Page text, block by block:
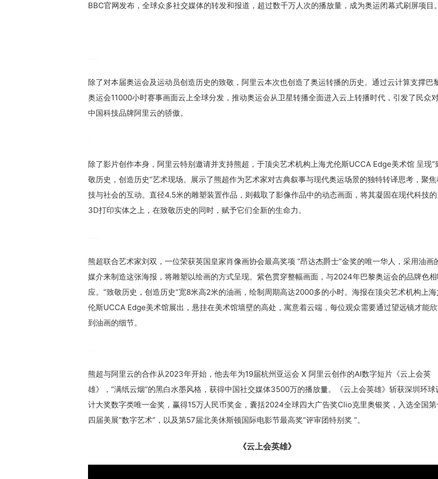
BBC官网发布，全球众多社交媒体的转发和报道，超过数千万人次的播放量，成为奥运闭幕式刷屏项目。
除了对本届奥运会及运动员创造历史的致敬，阿里云本次也创造了奥运转播的历史。通过云计算支撑巴
奥运会11000小时赛事画面云上全球分发，推动奥运会从卫星转播全面进入云上转播时代，引发了民众
中国科技品牌阿里云的骄傲。
除了影片创作本身，阿里云特别邀请并支持熊超，于顶尖艺术机构上海尤伦斯UCCA Edge美术馆 呈现“
敬历史，创造历史”艺术现场。展示了熊超作为艺术家对古典叙事与现代奥运场景的独特转译思考，聚
技与社会的互动。直径4.5米的雕塑装置作品，则截取了影像作品中的动态画面，将其凝固在现代科技的
3D打印实体之上，在致敬历史的同时，赋予它们全新的生命力。
熊超联合艺术家刘双，一位荣获英国皇家肖像画协会最高奖项 “昂达杰爵士”金奖的唯一华人，采用油画
媒介来制造这张海报，将雕塑以绘画的方式呈现。紫色贯穿整幅画面，与2024年巴黎奥运会的品牌色
应。“致敬历史，创造历史”宽8米高2米的油画，绘制周期高达2000多的小时。海报在顶尖艺术机构上
伦斯UCCA Edge美术馆展出，悬挂在美术馆墙壁的高处，寓意着云端，每位观众需要通过望远镜才能
到油画的细节。
熊超与阿里云的合作从2023年开始，他去年为19届杭州亚运会 X 阿⾥云创作的AI数字短片《云上会英
雄》，“满纸云烟”的黑白水墨风格，获得中国社交媒体3500万的播放量。《云上会英雄》斩获深圳环球
计大奖数字类唯一金奖，赢得15万人民币奖金，囊括2024全球四大广告奖Clio克里奥银奖，入选全国
四届美展“数字艺术”，以及第57届北美休斯顿国际电影节最高奖“评审团特别奖 ”。
《云上会英雄》